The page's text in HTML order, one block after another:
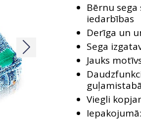
Bērnu
iedarbības
Derīga un
Sega
Jauks
Viegli